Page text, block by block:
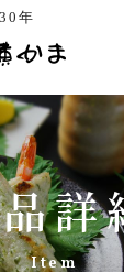
年
詳
Item